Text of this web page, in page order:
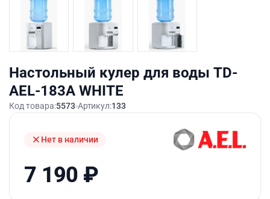
Настольный кулер для воды TD-
AEL-183A WHITE
Код товара:5573 Артикул:133
Нет в наличии
7 190 ₽